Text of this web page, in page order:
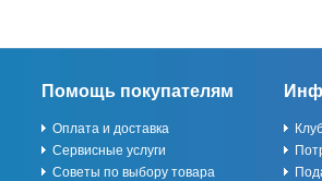
Помощь покупателям
Оплата и доставка
Сервисные услуги
Советы по выбору товара